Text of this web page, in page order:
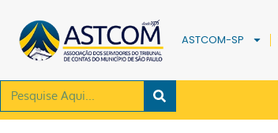
ASTCOM-SP